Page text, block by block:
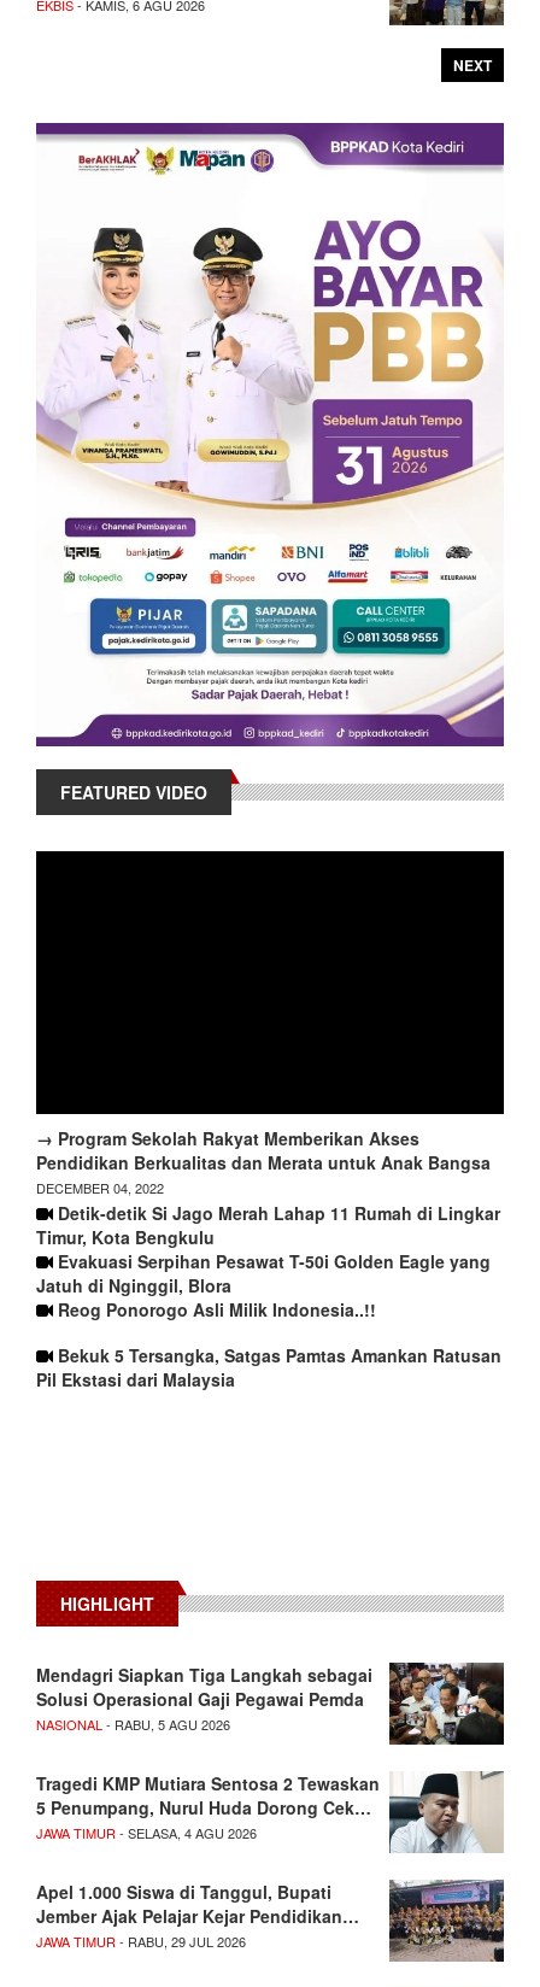
EKBIS- KAMIS, 6 AGU 2026
NEXT
FEATURED VIDEO
→ Program Sekolah Rakyat Memberikan Akses
Pendidikan Berkualitas dan Merata untuk Anak Bangsa
DECEMBER 04, 2022
Detik-detik Si Jago Merah Lahap 11 Rumah di Lingkar
Timur, Kota Bengkulu
Evakuasi Serpihan Pesawat T-50i Golden Eagle yang
Jatuh di Nginggil, Blora
Reog Ponorogo Asli Milik Indonesia..!!
Bekuk 5 Tersangka, Satgas Pamtas Amankan Ratusan
Pil Ekstasi dari Malaysia
HIGHLIGHT
Mendagri Siapkan Tiga Langkah sebagai
Solusi Operasional Gaji Pegawai Pemda
NASIONAL - RABU, 5 AGU 2026
Tragedi KMP Mutiara Sentosa 2 Tewaskan
5 Penumpang, Nurul Huda Dorong Cek…
JAWA TIMUR - SELASA, 4 AGU 2026
Apel 1.000 Siswa di Tanggul, Bupati
Jember Ajak Pelajar Kejar Pendidikan…
JAWA TIMUR - RABU, 29 JUL 2026